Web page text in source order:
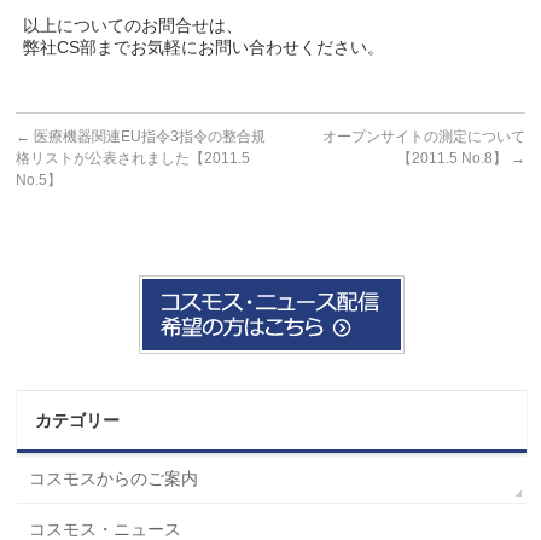
以上についてのお問合せは、
弊社CS部までお気軽にお問い合わせください。
← 医療機器関連EU指令3指令の整合規
格リストが公表されました【2011.5
No.5】
オープンサイトの測定について
【2011.5 No.8】
→
カテゴリー
コスモスからのご案内
コスモス・ニュース